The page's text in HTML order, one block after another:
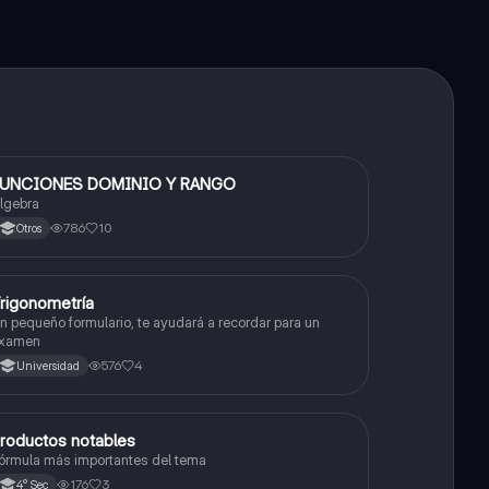
Matemáticas DOMINIO Y RANGO
Otros 786 10
Matemáticas
pequeño formulario, te ayudará a recordar para un
Universidad 576 4
Matemáticasnotables
más importantes del tema
4° Sec 176 3